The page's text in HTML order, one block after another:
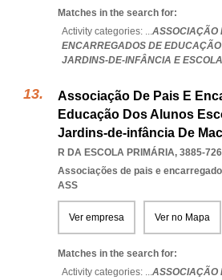
Matches in the search for:
Activity categories: ...ASSOCIAÇÃO
ENCARREGADOS DE
JARDINS-DE-INFÂNCIA E
Associação De Pais E
Educação Dos Alunos
Jardins-de-infância De
R DA ESCOLA PRIMÁRIA, 3885-726
Associações de pais e
ASS
Ver empresa Ver no Mapa
Matches in the search for:
Activity categories: ...ASSOCIAÇÃO